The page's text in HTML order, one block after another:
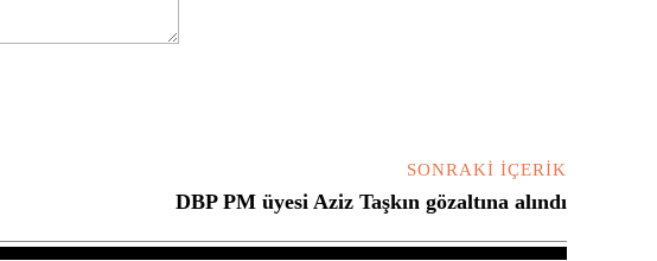
SONRAKI İÇERIK
DBP PM üyesi Aziz Taşkın gözaltına alındı